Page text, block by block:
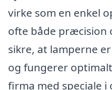
virke som en enkel
ofte både præcision
sikre, at lamperne
og fungerer
firma med speciale